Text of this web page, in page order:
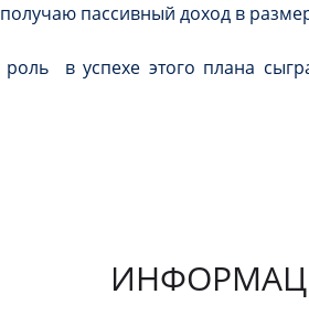
пассивный доход в
в успехе этого плана